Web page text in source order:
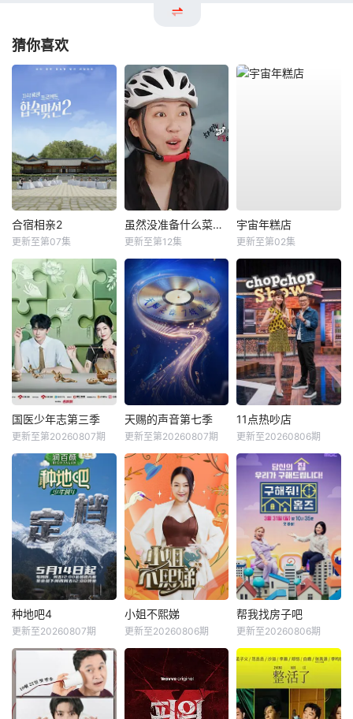
猜你喜欢
合宿相亲2
更新至第07集
虽然没准备什么菜第四季
更新至第12集
宇宙年糕店
更新至第02集
国医少年志第三季
更新至第20260807期
天赐的声音第七季
更新至第20260807期
11点热吵店
更新至20260806期
种地吧4
更新至20260807期
小姐不熙娣
更新至20260806期
帮我找房子吧
更新至20260806期